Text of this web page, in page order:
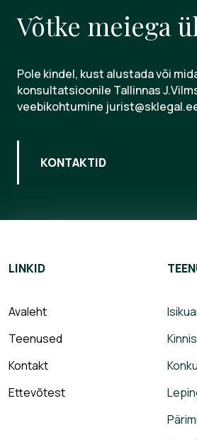
Võtke meiega
Pole kindel, kust alustada või
konsultatsioonile Tallinnas
veebikohtumine
KONTAKTID
LINKID
Avaleht
Teenused
Kontakt
Ettevõtest